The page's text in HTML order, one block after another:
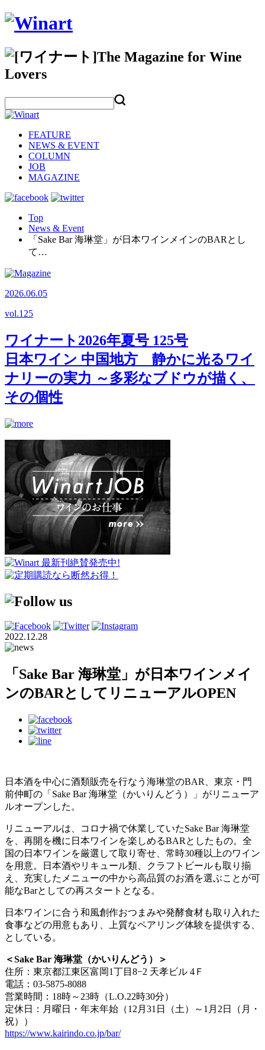
FEATURE
NEWS & EVENT
COLUMN
JOB
MAGAZINE
Top
News & Event
「Sake Bar 海琳堂」が日本ワインメインのBARとし
て…
2026.06.05
vol.125
ワイナート2026年夏号 125号
日本ワイン 中国地方 静かに光るワイ
ナリーの実力 ～多彩なブドウが描く、
その個性
2022.12.28
「Sake Bar 海琳堂」が日本ワインメイ
ンのBARとしてリニューアルOPEN
日本酒を中心に酒類販売を行なう海琳堂のBAR、東京・門
前仲町の「Sake Bar 海琳堂（かいりんどう）」がリニューア
ルオープンした。
リニューアルは、コロナ禍で休業していたSake Bar 海琳堂
を、再開を機に日本ワインを楽しめるBARとしたもの。全
国の日本ワインを厳選して取り寄せ、常時30種以上のワイン
を用意。日本酒やリキュール類、クラフトビールも取り揃
え、充実したメニューの中から高品質のお酒を選ぶことが可
能なBarとしての再スタートとなる。
日本ワインに合う和風創作おつまみや発酵食材も取り入れた
食事などの用意もあり、上質なペアリング体験を提供する、
としている。
＜Sake Bar 海琳堂（かいりんどう）＞
住所：東京都江東区富岡1丁目8−2 天孝ビル 4Ｆ
電話：03-5875-8088
営業時間：18時～23時（L.O.22時30分）
定休日：月曜日・年末年始（12月31日（土）～1月2日（月・
祝））
https://www.kairindo.co.jp/bar/